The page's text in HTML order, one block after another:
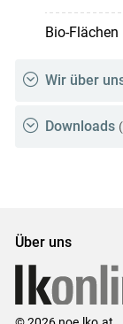
Bio-
Wir über
Downloads
Über uns